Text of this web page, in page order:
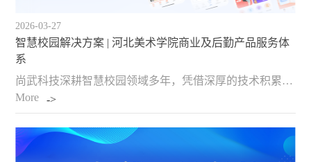
2026-03-27
智慧校园解决方案 | 河北美术学院商业及后勤产品服务体
系
尚武科技深耕智慧校园领域多年，凭借深厚的技术积累与行业洞察，为河北美术学院量身打造了覆盖形象外宣、综合商业、生活服务、后勤管理四大领域的完整产品服务体系。 本项目历时七年，历经持续迭代与创新，最终构建起一个高度集成、智能协同的校园服务生态。平台服务4…
More